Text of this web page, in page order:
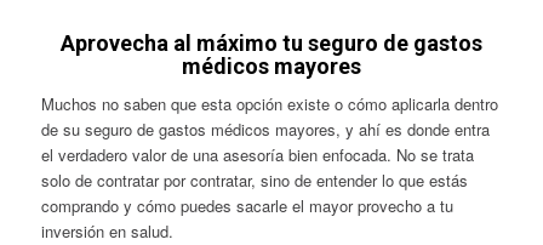
Aprovecha al máximo tu seguro de gastos
médicos mayores
Muchos no saben que esta opción existe o cómo aplicarla dentro
de su seguro de gastos médicos mayores, y ahí es donde entra
el verdadero valor de una asesoría bien enfocada. No se trata
solo de contratar por contratar, sino de entender lo que estás
comprando y cómo puedes sacarle el mayor provecho a tu
inversión en salud.